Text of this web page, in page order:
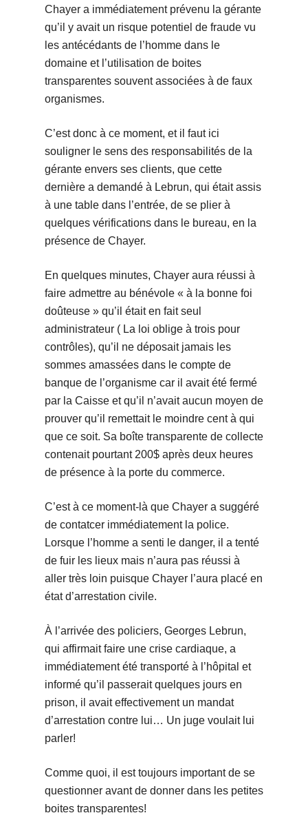
Chayer a immédiatement prévenu la gérante
qu’il y avait un risque potentiel de fraude vu
les antécédants de l’homme dans le
domaine et l’utilisation de boites
transparentes souvent associées à de faux
organismes.
C’est donc à ce moment, et il faut ici
souligner le sens des responsabilités de la
gérante envers ses clients, que cette
dernière a demandé à Lebrun, qui était assis
à une table dans l’entrée, de se plier à
quelques vérifications dans le bureau, en la
présence de Chayer.
En quelques minutes, Chayer aura réussi à
faire admettre au bénévole « à la bonne foi
doûteuse » qu’il était en fait seul
administrateur ( La loi oblige à trois pour
contrôles), qu’il ne déposait jamais les
sommes amassées dans le compte de
banque de l’organisme car il avait été fermé
par la Caisse et qu’il n’avait aucun moyen de
prouver qu’il remettait le moindre cent à qui
que ce soit. Sa boîte transparente de collecte
contenait pourtant 200$ après deux heures
de présence à la porte du commerce.
C’est à ce moment-là que Chayer a suggéré
de contatcer immédiatement la police.
Lorsque l’homme a senti le danger, il a tenté
de fuir les lieux mais n’aura pas réussi à
aller très loin puisque Chayer l’aura placé en
état d’arrestation civile.
À l’arrivée des policiers, Georges Lebrun,
qui affirmait faire une crise cardiaque, a
immédiatement été transporté à l’hôpital et
informé qu’il passerait quelques jours en
prison, il avait effectivement un mandat
d’arrestation contre lui… Un juge voulait lui
parler!
Comme quoi, il est toujours important de se
questionner avant de donner dans les petites
boites transparentes!